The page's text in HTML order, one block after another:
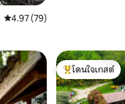
คะแนนเฉลี่ย 4.97 จาก 5, 79 รีวิว
4.97 (79)
โดนใจเกสต์ที่สุด
โดนใจเกสต์